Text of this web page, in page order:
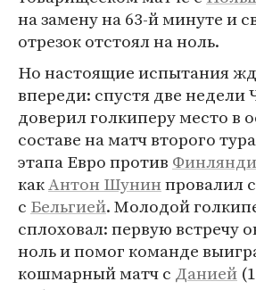
на замену на 63-й минуте и
отрезок отстоял на ноль.
Но настоящие испытания
впереди: спустя две недели
доверил голкиперу место в
составе на матч второго
этапа Евро против
какАнтон Шунинпровалил
с Бельгией. Молодой
сплоховал: первую встречу
ноль и помог команде
кошмарный матч с Данией